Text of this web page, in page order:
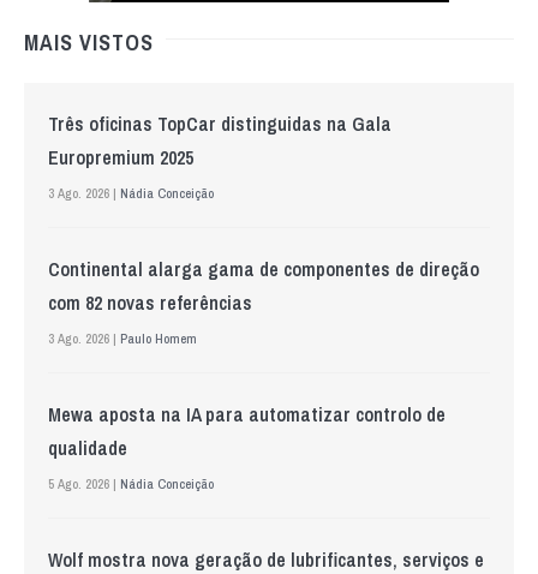
MAIS VISTOS
Três oficinas TopCar distinguidas na Gala
Europremium 2025
3 Ago. 2026 | Nádia Conceição
Continental alarga gama de componentes de direção
com 82 novas referências
3 Ago. 2026 | Paulo Homem
Mewa aposta na IA para automatizar controlo de
qualidade
5 Ago. 2026 | Nádia Conceição
Wolf mostra nova geração de lubrificantes, serviços e